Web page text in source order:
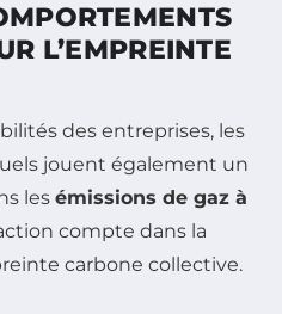
L’EMPREINTE
des entreprises, les
jouent également un
les émissions de gaz à
compte dans la
carbone collective.